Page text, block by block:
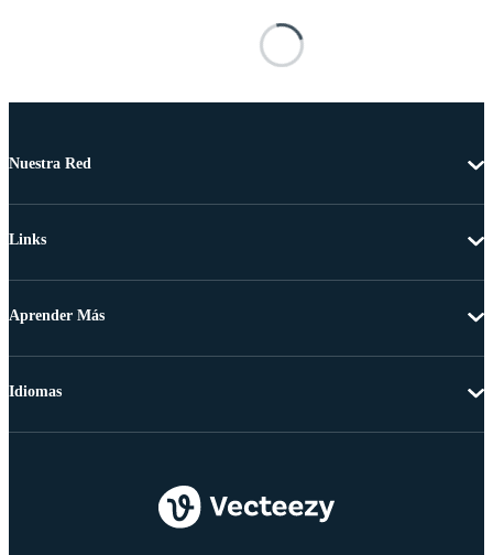
Nuestra Red
Links
Aprender Más
Idiomas